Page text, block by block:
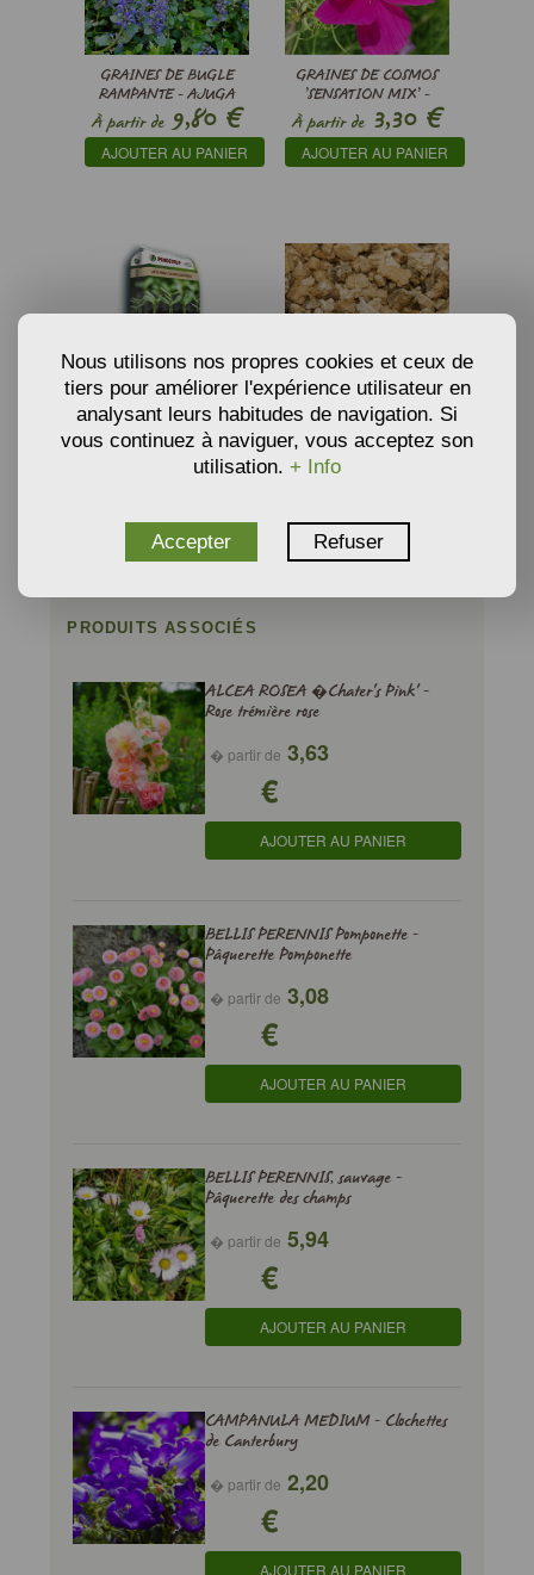
GRAINES DE BUGLE
RAMPANTE - AJUGA
REPTANS
À partir de9,80 €
AJOUTER AU PANIER
GRAINES DE COSMOS
’SENSATION MIX’ -
COSMOS BIPINNATUS
SENSATION
À partir de3,30€
AJOUTER AU PANIER
TERREAU SPÉCIAL SEMIS
BIO DE PINDSTRUP
5,59€
VERMICULITE SEMIS ET
CULTURES
À partir de
PRODUITS ASSOCIÉS
ALCEA ROSEA �Chater's Pink' -
Rose trémière rose
� partir de 3,63
€
AJOUTER AU PANIER
BELLIS PERENNIS Pomponette -
Pâquerette Pomponette
� partir de 3,08
€
AJOUTER AU PANIER
BELLIS PERENNIS, sauvage -
Pâquerette des champs
� partir de 5,94
€
AJOUTER AU PANIER
CAMPANULA MEDIUM - Clochettes
de Canterbury
� partir de 2,20
€
AJOUTER AU PANIER
Nous utilisons nos propres cookies et ceux de
tiers pour améliorer l'expérience utilisateur en
analysant leurs habitudes de navigation. Si
vous continuez à naviguer, vous acceptez son
utilisation. + Info
Accepter Refuser